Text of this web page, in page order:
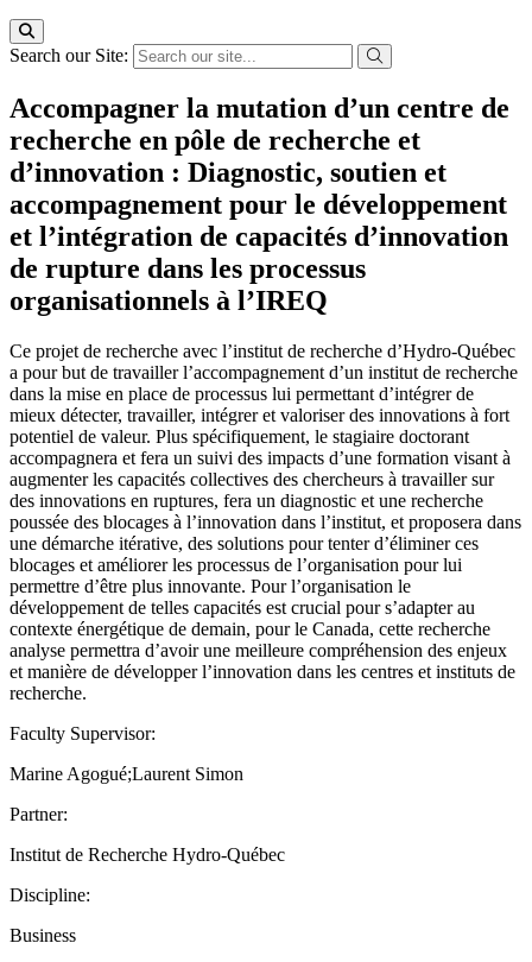
Search our Site:
Accompagner la mutation d’un centre de
recherche en pôle de recherche et
d’innovation : Diagnostic, soutien et
accompagnement pour le développement
et l’intégration de capacités d’innovation
de rupture dans les processus
organisationnels à l’IREQ
Ce projet de recherche avec l’institut de recherche d’Hydro-Québec
a pour but de travailler l’accompagnement d’un institut de recherche
dans la mise en place de processus lui permettant d’intégrer de
mieux détecter, travailler, intégrer et valoriser des innovations à fort
potentiel de valeur. Plus spécifiquement, le stagiaire doctorant
accompagnera et fera un suivi des impacts d’une formation visant à
augmenter les capacités collectives des chercheurs à travailler sur
des innovations en ruptures, fera un diagnostic et une recherche
poussée des blocages à l’innovation dans l’institut, et proposera dans
une démarche itérative, des solutions pour tenter d’éliminer ces
blocages et améliorer les processus de l’organisation pour lui
permettre d’être plus innovante. Pour l’organisation le
développement de telles capacités est crucial pour s’adapter au
contexte énergétique de demain, pour le Canada, cette recherche
analyse permettra d’avoir une meilleure compréhension des enjeux
et manière de développer l’innovation dans les centres et instituts de
recherche.
Faculty Supervisor:
Marine Agogué;Laurent Simon
Partner:
Institut de Recherche Hydro-Québec
Discipline:
Business